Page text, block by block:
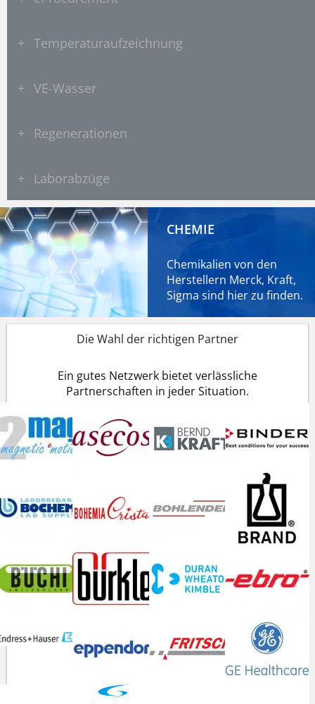
+ Temperaturaufzeichnung
+ VE-Wasser
+ Regenerationen
+ Laborabzüge
CHEMIE
Chemikalien von den
Herstellern Merck, Kraft,
Sigma sind hierzu finden.
Die Wahl der richtigen Partner
Ein gutes Netzwerk bietet verlässliche
Partnerschaften in jeder Situation.